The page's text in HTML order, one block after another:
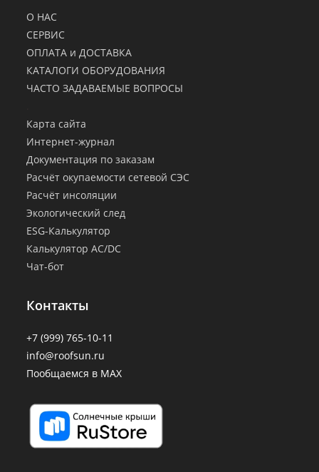
О НАС
СЕРВИС
ОПЛАТА и ДОСТАВКА
КАТАЛОГИ ОБОРУДОВАНИЯ
ЧАСТО ЗАДАВАЕМЫЕ ВОПРОСЫ
Карта сайта
Интернет-журнал
Документация по заказам
Расчёт окупаемости сетевой СЭС
Расчёт инсоляции
Экологический след
ESG-Калькулятор
Калькулятор AC/DC
Чат-бот
Контакты
+7 (999) 765-10-11
info@roofsun.ru
Пообщаемся в MAX